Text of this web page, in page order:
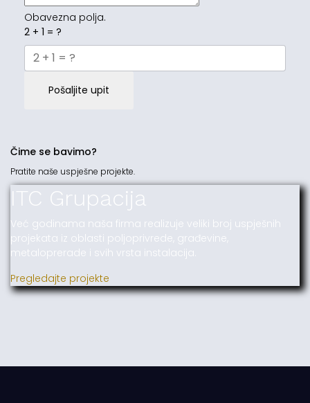
Obavezna polja.
2 + 1 = ?
Pošaljite upit
Čime se bavimo?
Pratite naše uspješne projekte.
ITC Grupacija
Već godinama naša firma realizuje veliki broj uspješnih
projekata iz oblasti poljoprivrede, građevine,
metaloprerade i svih vrsta instalacija.
Pregledajte projekte